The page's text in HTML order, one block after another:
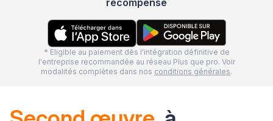
* Eligible au paiement dès l'intégration définitive de
l'entreprise recommandée au réseau Plus que pro. Voir
modalités complètes dans nos conditions générales.